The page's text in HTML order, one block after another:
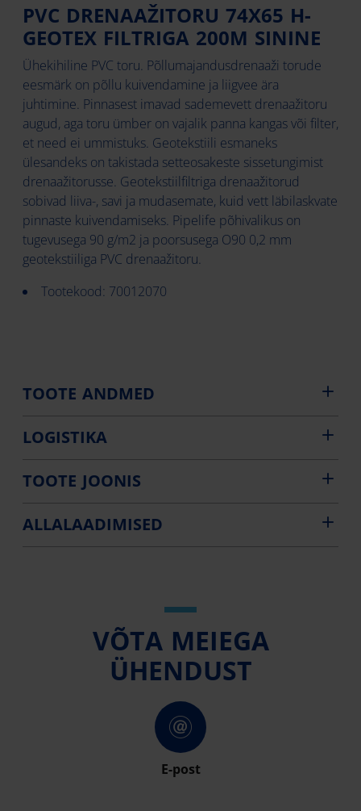
PVC DRENAAŽITORU 74X65 H-
GEOTEX FILTRIGA 200M SININE
Ühekihiline PVC toru. Põllumajandusdrenaaži torude
eesmärk on põllu kuivendamine ja liigvee ära
juhtimine. Pinnasest imavad sademevett drenaažitoru
augud, aga toru ümber on vajalik panna kangas või filter,
et need ei ummistuks. Geotekstiili esmaneks
ülesandeks on takistada setteosakeste sissetungimist
drenaažitorusse. Geotekstiilfiltriga drenaažitorud
sobivad liiva-, savi ja mudasemate, kuid vett läbilaskvate
pinnaste kuivendamiseks. Pipelife põhivalikus on
tugevusega 90 g/m2 ja poorsusega O90 0,2 mm
geotekstiiliga PVC drenaažitoru.
Tootekood: 70012070
TOOTE ANDMED
LOGISTIKA
TOOTE JOONIS
ALLALAADIMISED
VÕTA MEIEGA
ÜHENDUST
E-post